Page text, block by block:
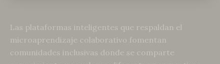
Las plataformas inteligentes que respaldan el
microaprendizaje colaborativo fomentan
comunidades inclusivas donde se comparte